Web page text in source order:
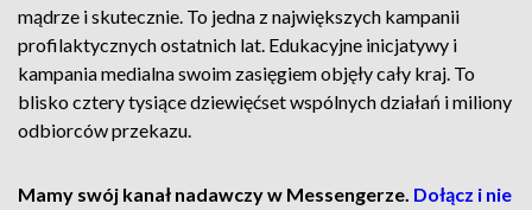
mądrze i skutecznie. To jedna z największych kampanii
profilaktycznych ostatnich lat. Edukacyjne inicjatywy i
kampania medialna swoim zasięgiem objęły cały kraj. To
blisko cztery tysiące dziewięćset wspólnych działań i miliony
odbiorców przekazu.
Mamy swój kanał nadawczy w Messengerze. Dołącz i nie